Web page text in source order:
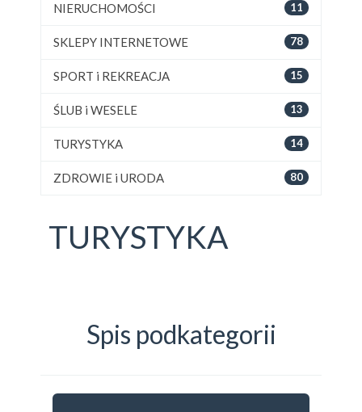
11
NIERUCHOMOŚCI
78
SKLEPY INTERNETOWE
15
SPORT i REKREACJA
13
ŚLUB i WESELE
14
TURYSTYKA
80
ZDROWIE i URODA
TURYSTYKA
Spis podkategorii